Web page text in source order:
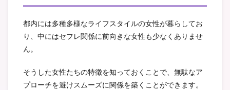
都内には多種多様なライフスタイルの女性が暮らしてお
り、中にはセフレ関係に前向きな女性も少なくありませ
ん。
そうした女性たちの特徴を知っておくことで、無駄なア
プローチを避けスムーズに関係を築くことができます。